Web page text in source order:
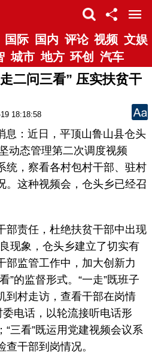
国际 国内 评论 视频 文娱
城市 地方 环创 汽车
二问三看” 压实扶贫干
18:18:58
：近日，平顶山鲁山县仓头
动态管理第二次调度视频
统，察看各村包村干部、驻村
。这种视频会，仓头乡已经召
责任，杜绝扶贫干部中出现
良现象，仓头乡建立了切实有
部监管工作中，加大创新力
”的监督形式。“一走”既班子
到村走访，查看干部在岗情
委电话，以轮流接听电话形
三看”既运用党建视频会议系
干部到岗情况。